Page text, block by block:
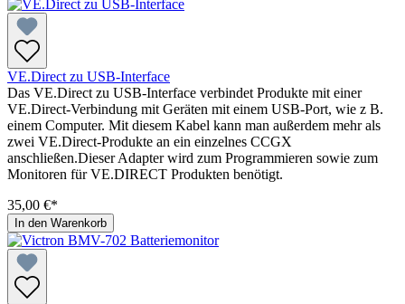
VE.Direct zu USB-Interface
Das VE.Direct zu USB-Interface verbindet Produkte mit einer
VE.Direct-Verbindung mit Geräten mit einem USB-Port, wie z B.
einem Computer. Mit diesem Kabel kann man außerdem mehr als
zwei VE.Direct-Produkte an ein einzelnes CCGX
anschließen.Dieser Adapter wird zum Programmieren sowie zum
Monitoren für VE.DIRECT Produkten benötigt.
35,00 €*
In den Warenkorb